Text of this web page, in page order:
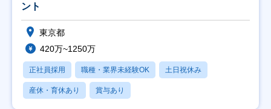
ント
東京都
420万~1250万
正社員採用 職種・業界未経験OK 土日祝休み
産休・育休あり 賞与あり